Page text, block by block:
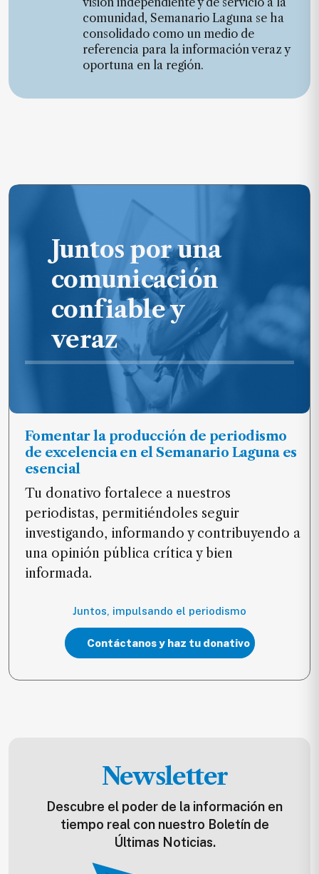
comunidad, Semanario Laguna se ha
consolidado como un medio de
referencia para la información veraz y
oportuna en la región.
Juntos por una
comunicación
confiable y
veraz
Fomentar la producción de periodismo
de excelencia en el Semanario Laguna es
esencial
Tu donativo fortalece a nuestros
periodistas, permitiéndoles seguir
investigando, informando y contribuyendo a
una opinión pública crítica y bien
informada.
Juntos, impulsando el periodismo
Contáctanos y haz tu donativo
Newsletter
Descubre el poder de la información en
tiempo real con nuestro Boletín de
Últimas Noticias.